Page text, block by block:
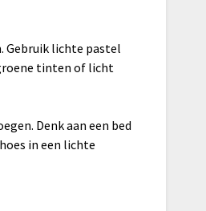
Gebruik lichte pastel
tinten of licht
Denk aan een bed
in een lichte